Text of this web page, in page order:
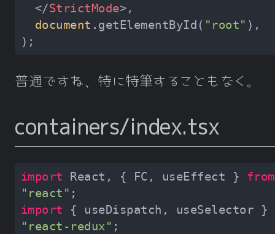
</StrictMode>
document .getElementById( "root"
普通ですね、特に特筆することもなく。
containers/index.tsx
import React, { FC, useEffect } from
"react"
import { useDispatch, useSelector }
"react-redux"